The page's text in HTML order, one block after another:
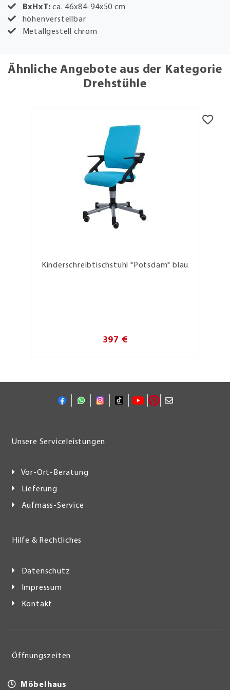
BxHxT:ca. 46x84-94x50 cm
höhenverstellbar
Metallgestell chrom
Ähnliche Angebote aus der Kategorie
Drehstühle
Kinderschreibtischstuhl "Potsdam" blau
397 €
Unsere Serviceleistungen
Vor-Ort-Beratung
Lieferung
Aufmass-Service
Hilfe & Rechtliches
Datenschutz
Impressum
Kontakt
Öffnungszeiten
Möbelhaus